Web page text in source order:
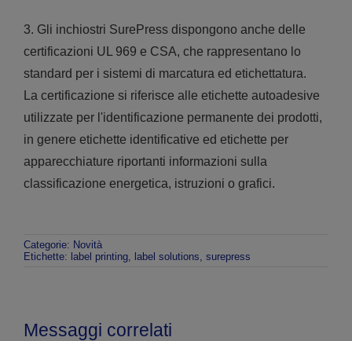
3. Gli inchiostri SurePress dispongono anche delle
certificazioni UL 969 e CSA, che rappresentano lo
standard per i sistemi di marcatura ed etichettatura.
La certificazione si riferisce alle etichette autoadesive
utilizzate per l'identificazione permanente dei prodotti,
in genere etichette identificative ed etichette per
apparecchiature riportanti informazioni sulla
classificazione energetica, istruzioni o grafici.
Categorie: Novità
Etichette: label printing, label solutions, surepress
Messaggi correlati